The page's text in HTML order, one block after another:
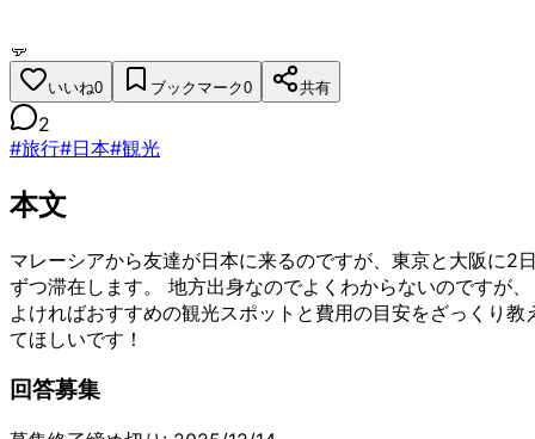
💬
いいね0 ブックマーク0 共有
2
#旅行#日本#観光
本文
マレーシアから友達が日本に来るのですが、東京と大阪に2
ずつ滞在します。
地方出身なのでよくわからないのですが、
よければおすすめの観光スポットと費用の目安をざっくり教
てほしいです！
回答募集